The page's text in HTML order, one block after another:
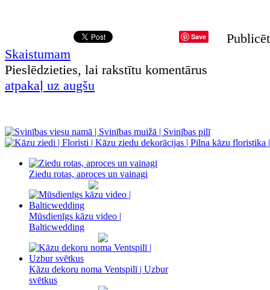
Save
Skaistumam
Pieslēdzieties, lai rakstītu komentārus
atpakaļ uz augšu
Ziedu rotas, aproces un vainagi
Mūsdienīgs kāzu video |
Balticwedding
Kāzu dekoru noma Ventspilī | Uzbur
svētkus